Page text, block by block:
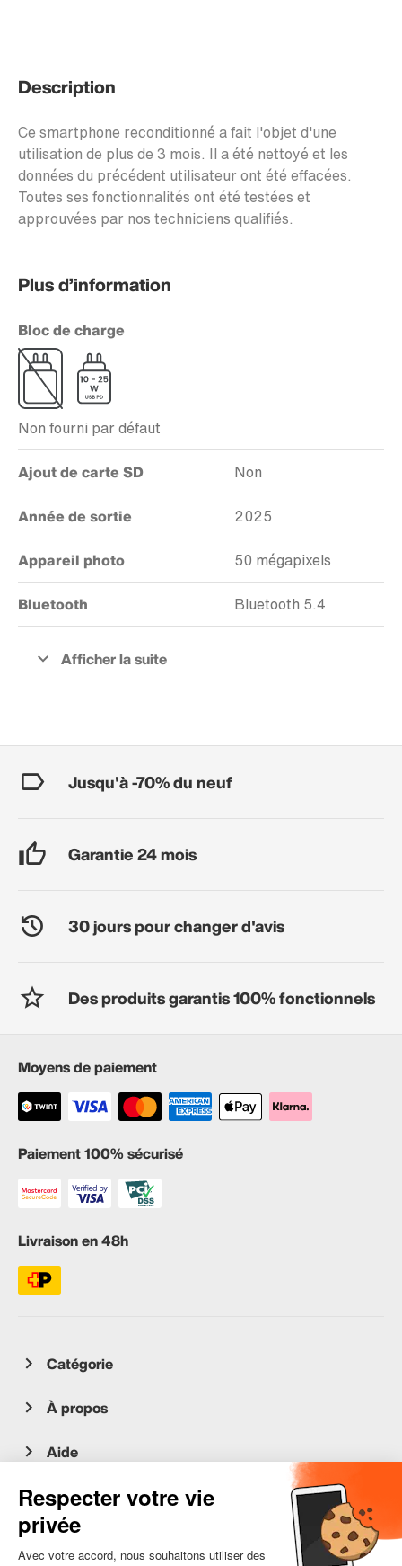
Description
Ce smartphone reconditionné a fait l'objet d'une
utilisation de plus de 3 mois. Il a été nettoyé et les
données du précédent utilisateur ont été effacées.
Toutes ses fonctionnalités ont été testées et
approuvées par nos techniciens qualifiés.
Plus d’information
Bloc de charge
Non fourni par défaut
Ajout de carte SD Non
Année de sortie 2025
Appareil photo 50 mégapixels
Bluetooth Bluetooth 5.4
Jusqu'à -70% du neuf
Garantie 24 mois
30 jours pour changer d'avis
Des produits garantis 100% fonctionnels
Moyens de paiement
Paiement 100% sécurisé
Livraison en 48h
Catégorie
À propos
Aide
Service client
occasion.migros.mobile@recommerce.com